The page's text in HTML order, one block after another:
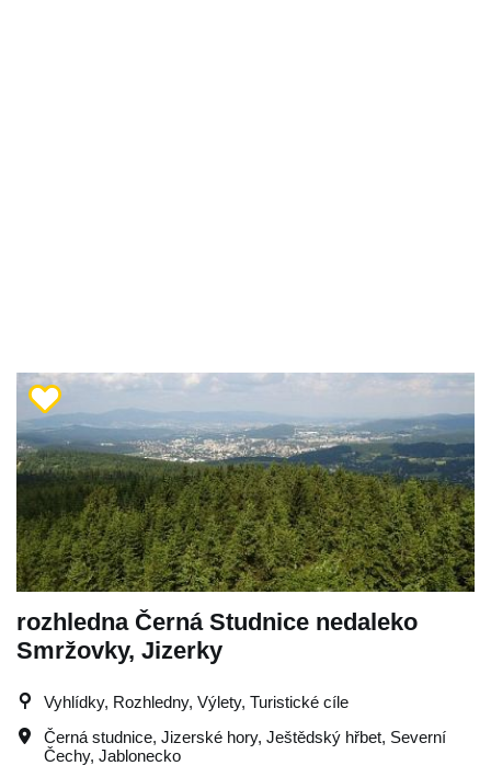
rozhledna Černá Studnice nedaleko
Smržovky, Jizerky
Vyhlídky, Rozhledny, Výlety, Turistické cíle
Černá studnice, Jizerské hory, Ještědský hřbet, Severní
Čechy, Jablonecko